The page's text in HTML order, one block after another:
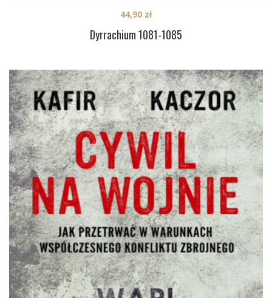
Dyrrachium 1081-1085
44,90 zł